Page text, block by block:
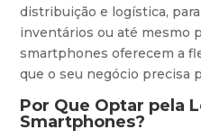
distribuição e logística,
inventários ou até mesmo
smartphones oferecem a
que o seu negócio precisa
Por Que Optar pela
Smartphones?